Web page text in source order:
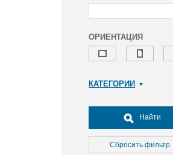
ОРИЕНТАЦИЯ
КАТЕГОРИИ
Досуг, туризм и отдых
Культура
Медицина
Найти
Сбросить фильтр